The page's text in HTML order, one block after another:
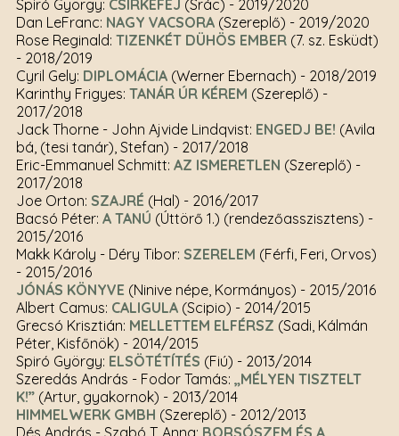
Spiró György: CSIRKEFEJ (Srác) - 2019/2020
Dan LeFranc: NAGY VACSORA(Szereplő) - 2019/2020
Rose Reginald: TIZENKÉT DÜHÖS EMBER(7. sz. Esküdt)
- 2018/2019
Cyril Gely: DIPLOMÁCIA(Werner Ebernach) - 2018/2019
Karinthy Frigyes: TANÁR ÚR KÉREM (Szereplő) -
2017/2018
Jack Thorne - John Ajvide Lindqvist: ENGEDJ BE! (Avila
bá, (tesi tanár), Stefan) - 2017/2018
Eric-Emmanuel Schmitt: AZ ISMERETLEN (Szereplő) -
2017/2018
Joe Orton: SZAJRÉ (Hal) - 2016/2017
Bacsó Péter: A TANÚ (Úttörő 1.) (rendezőasszisztens) -
2015/2016
Makk Károly - Déry Tibor: SZERELEM (Férfi, Feri, Orvos)
- 2015/2016
JÓNÁS KÖNYVE (Ninive népe, Kormányos) - 2015/2016
Albert Camus: CALIGULA(Scipio) - 2014/2015
Grecsó Krisztián: MELLETTEM ELFÉRSZ (Sadi, Kálmán
Péter, Kisfőnök) - 2014/2015
Spiró György: ELSÖTÉTÍTÉS (Fiú) - 2013/2014
Szeredás András - Fodor Tamás: „MÉLYEN TISZTELT
K!”(Artur, gyakornok) - 2013/2014
HIMMELWERK GMBH (Szereplő) - 2012/2013
Dés András - Szabó T. Anna: BORSÓSZEM ÉS A